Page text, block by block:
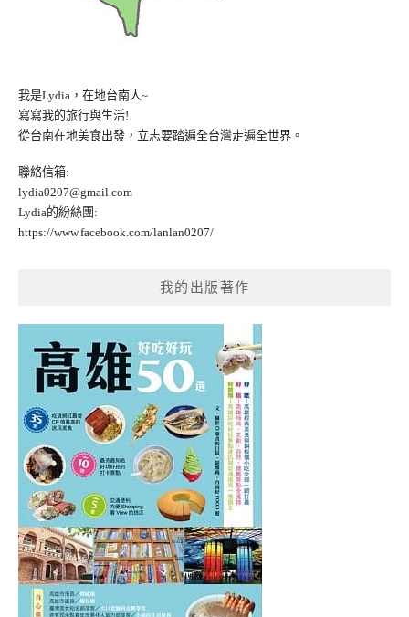
我是Lydia，在地台南人~
寫寫我的旅行與生活!
從台南在地美食出發，立志要踏遍全台灣走遍全世界。
聯絡信箱:
lydia0207@gmail.com
Lydia的紛絲團:
https://www.facebook.com/lanlan0207/
我的出版著作